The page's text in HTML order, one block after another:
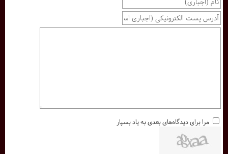
مرا برای دیدگاه‌های بعدی به یاد بسپار